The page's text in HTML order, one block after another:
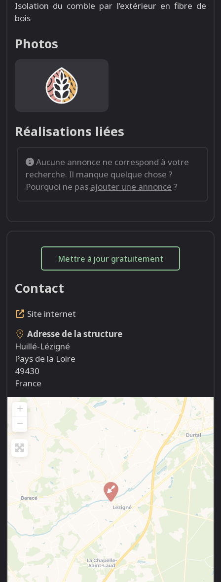
Isolation du comble par l’extérieur en fibre de
bois
Photos
Réalisations liées
Aucune annonce ne correspond à votre
recherche. Il manque quelque chose ?
Pourquoi ne pas ajouter une annonce ?
Mettre à jour gratuitement
Contact
Site internet
Adresse de la structure
Huillé-Lézigné
Pays de la Loire
49430
France
+
−